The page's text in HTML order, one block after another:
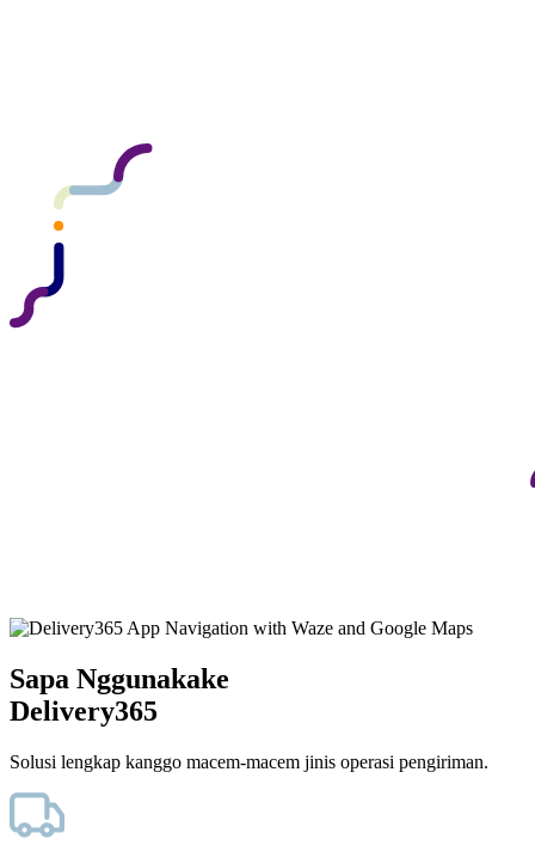
Sapa Nggunakake
Delivery365
Solusi lengkap kanggo macem-macem jinis operasi pengiriman.